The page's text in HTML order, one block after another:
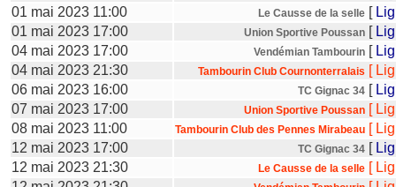
01 mai 2023 11:00
Le Causse de la selle [
01 mai 2023 17:00
Union Sportive Poussan [
04 mai 2023 17:00
Vendémian Tambourin [
04 mai 2023 21:30
Tambourin Club Cournonterralais [
06 mai 2023 16:00
TC Gignac 34 [
07 mai 2023 17:00
Union Sportive Poussan [
08 mai 2023 11:00
Tambourin Club des Pennes Mirabeau [
12 mai 2023 17:00
TC Gignac 34 [
12 mai 2023 21:30
Le Causse de la selle [